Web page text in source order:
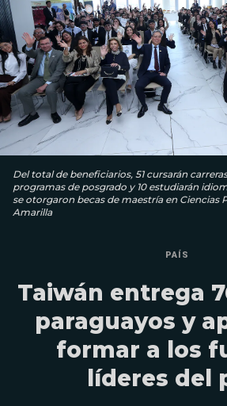
Del total de beneficiarios, 51 cursarán
programas de posgrado y 10 estudiarán
se otorgaron becas de maestría en Ciencias
Amarilla
PAÍS
Taiwán entrega
paraguayos y
formar a los
líderes del